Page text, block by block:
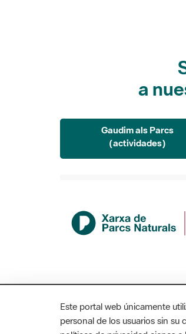
a
Gaudim als Parcs
(actividades)
Este portal web únicamente
personal de los usuarios sin